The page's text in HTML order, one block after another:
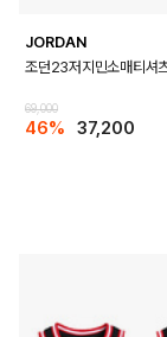
JORDAN
조던23저지민소매티셔
69,000
46% 37,200